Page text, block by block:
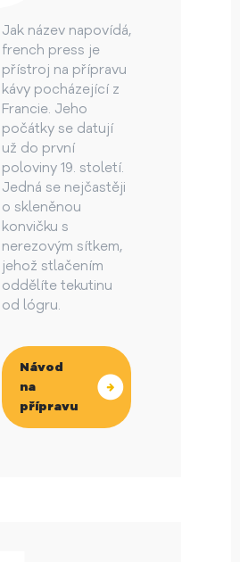
Jak název napovídá,
french press je
přístroj na přípravu
kávy pocházející z
Francie. Jeho
počátky se datují
už do první
poloviny 19. století.
Jedná se nejčastěji
o skleněnou
konvičku s
nerezovým sítkem,
jehož stlačením
oddělíte tekutinu
od lógru.
Návod
na
přípravu